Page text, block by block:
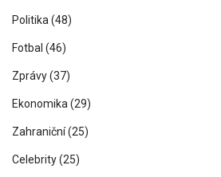
Politika(48)
Fotbal (46)
Zprávy(37)
Ekonomika(29)
Zahraniční(25)
Celebrity(25)